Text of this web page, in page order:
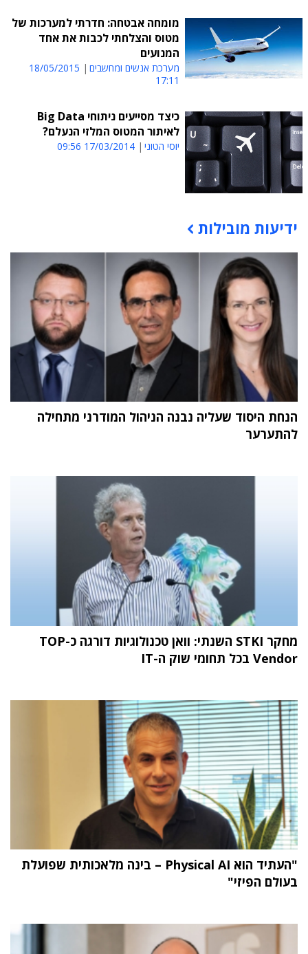
מומחה אבטחה: חדרתי למערכות של
מטוס והצלחתי לכבות את אחד
המנועים
מערכת אנשים ומחשבים
18/05/2015
17:11
כיצד מסייעים ניתוחי Big Data
לאיתור המטוס המלזי הנעלם?
יוסי הטוני 17/03/2014 09:56
תוכן פרסומי
ידיעות מובילות
הנחת היסוד שעליה נבנה הניהול המודרני מתחילה
להתערער
מחקר STKI השנתי: וואן טכנולוגיות דורגה כ-TOP
Vendor בכל תחומי שוק ה-IT
"העתיד הוא Physical AI – בינה מלאכותית שפועלת
בעולם הפיזי"